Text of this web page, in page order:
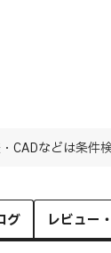
CADなどは条件
グ レビュー